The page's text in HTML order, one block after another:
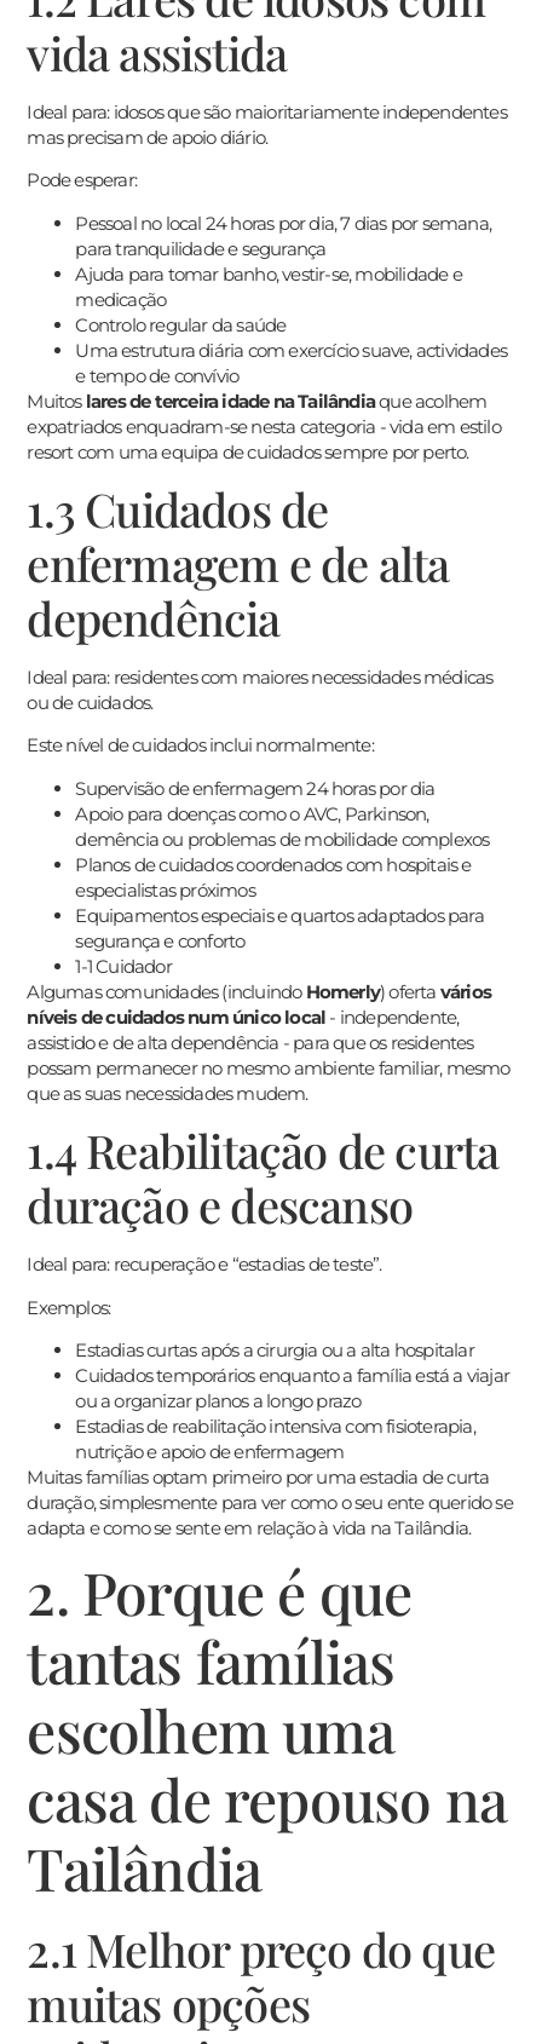
vida assistida
Ideal para: idosos que são maioritariamente independentes
mas precisam de apoio diário.
Pode esperar:
Pessoal no local 24 horas por dia, 7 dias por semana,
para tranquilidade e segurança
Ajuda para tomar banho, vestir-se, mobilidade e
medicação
Controlo regular da saúde
Uma estrutura diária com exercício suave, actividades
e tempo de convívio
Muitos lares de terceira idade na Tailândiaque acolhem
expatriados enquadram-se nesta categoria - vida em estilo
resort com uma equipa de cuidados sempre por perto.
1.3 Cuidados de
enfermagem e de alta
dependência
Ideal para: residentes com maiores necessidades médicas
ou de cuidados.
Este nível de cuidados inclui normalmente:
Supervisão de enfermagem 24 horas por dia
Apoio para doenças como o AVC, Parkinson,
demência ou problemas de mobilidade complexos
Planos de cuidados coordenados com hospitais e
especialistas próximos
Equipamentos especiais e quartos adaptados para
segurança e conforto
1-1 Cuidador
Algumas comunidades (incluindo Homerly) oferta vários
níveis de cuidados num único local - independente,
assistido e de alta dependência - para que os residentes
possam permanecer no mesmo ambiente familiar, mesmo
que as suas necessidades mudem.
1.4 Reabilitação de curta
duração e descanso
Ideal para: recuperação e “estadias de teste”.
Exemplos:
Estadias curtas após a cirurgia ou a alta hospitalar
Cuidados temporários enquanto a família está a viajar
ou a organizar planos a longo prazo
Estadias de reabilitação intensiva com fisioterapia,
nutrição e apoio de enfermagem
Muitas famílias optam primeiro por uma estadia de curta
duração, simplesmente para ver como o seu ente querido se
adapta e como se sente em relação à vida na Tailândia.
2. Porque é que
tantas famílias
escolhem uma
casa de repouso na
Tailândia
2.1 Melhor preço do que
muitas opções